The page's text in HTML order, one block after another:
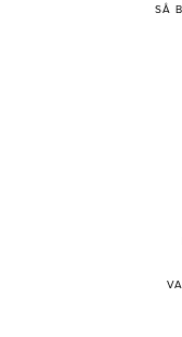
SÅ